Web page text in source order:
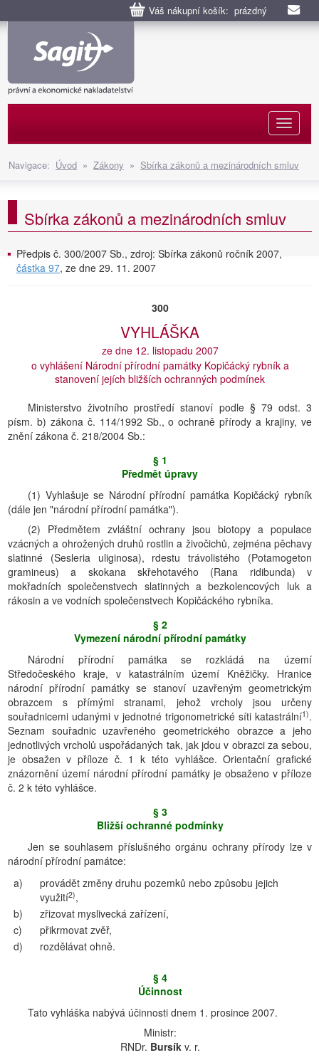
Váš nákupní košík: prázdný
Navigace: Úvod » Zákony » Sbírka zákonů a mezinárodních smluv
Sbírka zákonů a mezinárodních smluv
Předpis č. 300/2007 Sb., zdroj: Sbírka zákonů ročník 2007,
částka 97, ze dne 29. 11. 2007
300
VYHLÁŠKA
ze dne 12. listopadu 2007
o vyhlášení Národní přírodní památky Kopičácký rybník a
stanovení jejích bližších ochranných podmínek
Ministerstvo životního prostředí stanoví podle § 79 odst. 3
písm. b) zákona č. 114/1992 Sb., o ochraně přírody a krajiny, ve
znění zákona č. 218/2004 Sb.:
§ 1
Předmět úpravy
(1) Vyhlašuje se Národní přírodní památka Kopičácký rybník
(dále jen "národní přírodní památka").
(2) Předmětem zvláštní ochrany jsou biotopy a populace
vzácných a ohrožených druhů rostlin a živočichů, zejména pěchavy
slatinné (Sesleria uliginosa), rdestu trávolistého (Potamogeton
gramineus) a skokana skřehotavého (Rana ridibunda) v
mokřadních společenstvech slatinných a bezkolencových luk a
rákosin a ve vodních společenstvech Kopičáckého rybníka.
§ 2
Vymezení národní přírodní památky
Národní přírodní památka se rozkládá na území
Středočeského kraje, v katastrálním území Kněžičky. Hranice
národní přírodní památky se stanoví uzavřeným geometrickým
obrazcem s přímými stranami, jehož vrcholy jsou určeny
souřadnicemi udanými v jednotné trigonometrické síti katastrální1).
Seznam souřadnic uzavřeného geometrického obrazce a jeho
jednotlivých vrcholů uspořádaných tak, jak jdou v obrazci za sebou,
je obsažen v příloze č. 1 k této vyhlášce. Orientační grafické
znázornění území národní přírodní památky je obsaženo v příloze
č. 2 k této vyhlášce.
§ 3
Bližší ochranné podmínky
Jen se souhlasem příslušného orgánu ochrany přírody lze v
národní přírodní památce:
a)
provádět změny druhu pozemků nebo způsobu jejich
využití2),
b)
zřizovat myslivecká zařízení,
c)
přikrmovat zvěř,
d)
rozdělávat ohně.
§ 4
Účinnost
Tato vyhláška nabývá účinnosti dnem 1. prosince 2007.
Ministr:
RNDr. Bursíkv. r.